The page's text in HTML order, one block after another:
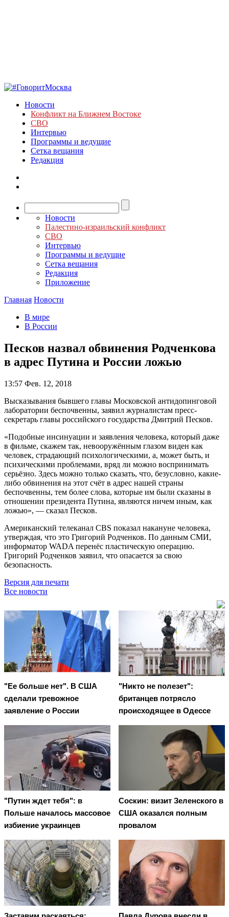
Новости
Конфликт на Ближнем Востоке
СВО
Интервью
Программы и ведущие
Сетка вещания
Редакция
Новости
Палестино-израильский конфликт
СВО
Интервью
Программы и ведущие
Сетка вещания
Редакция
Приложение
Главная Новости
В мире
В России
Песков назвал обвинения Родченкова
в адрес Путина и России ложью
13:57 Фев. 12, 2018
Высказывания бывшего главы Московской антидопинговой
лаборатории беспочвенны, заявил журналистам пресс-
секретарь главы российского государства Дмитрий Песков.
«Подобные инсинуации и заявления человека, который даже
в фильме, скажем так, невооружённым глазом виден как
человек, страдающий психологическими, а, может быть, и
психическими проблемами, вряд ли можно воспринимать
серьёзно. Здесь можно только сказать, что, безусловно, какие-
либо обвинения на этот счёт в адрес нашей страны
беспочвенны, тем более слова, которые им были сказаны в
отношении президента Путина, являются ничем иным, как
ложью», — сказал Песков.
Американский телеканал CBS показал накануне человека,
утверждая, что это Григорий Родченков. По данным СМИ,
информатор WADA перенёс пластическую операцию.
Григорий Родченков заявил, что опасается за свою
безопасность.
Версия для печати
Все новости
"Ее больше нет". В США
сделали тревожное
заявление о России
"Никто не полезет":
британцев потрясло
происходящее в Одессе
"Путин ждет тебя": в
Польше началось массовое
избиение украинцев
Соскин: визит Зеленского в
США оказался полным
провалом